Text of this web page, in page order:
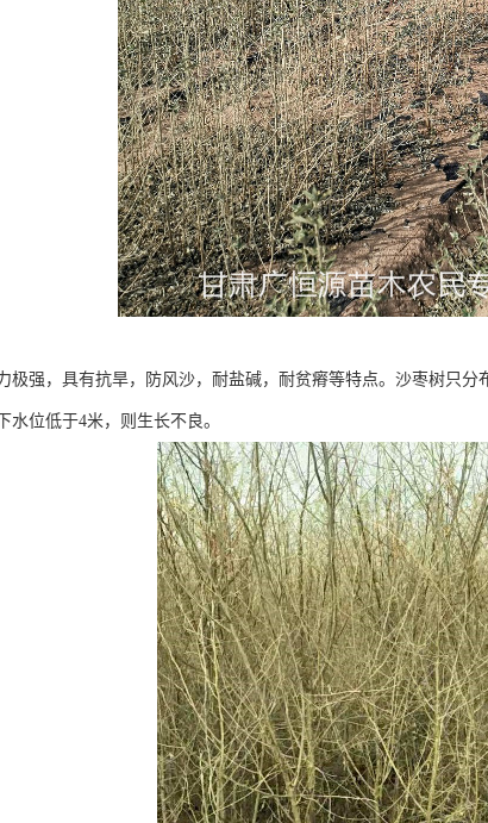
极强，具有抗旱，防风沙，耐盐碱，耐贫瘠等特点。沙枣树只
水位低于4米，则生长不良。